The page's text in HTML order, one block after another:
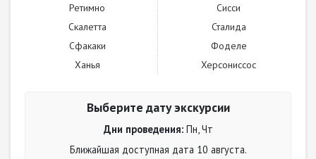
Ретимно
Сисси
Скалетта
Сталида
Сфакаки
Фоделе
Ханья
Херсониссос
Выберите дату экскурсии
Дни проведения:Пн, Чт
Ближайшая доступная дата 10 августа.